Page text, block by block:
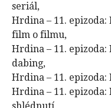
seriál,
Hrdina – 11. epizoda:
film o filmu,
Hrdina – 11. epizoda:
dabing,
Hrdina – 11.
Hrdina – 11.